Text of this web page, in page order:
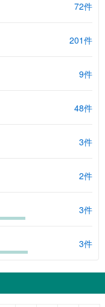
72件
201件
9件
48件
3件
2件
3件
3件